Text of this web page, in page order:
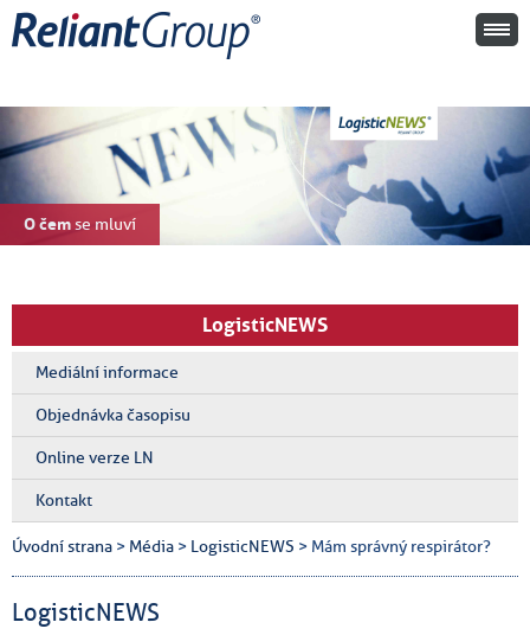
O čemse mluví
LogisticNEWS
Mediální informace
Objednávka časopisu
Online verze LN
Kontakt
Úvodní strana > Média > LogisticNEWS > Mám správný respirátor?
LogisticNEWS